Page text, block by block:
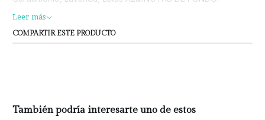
Madera, ámbar. Musgo, Cedro, Ámbar.
Leer más
COMPARTIR ESTE PRODUCTO
También podría interesarte uno de estos